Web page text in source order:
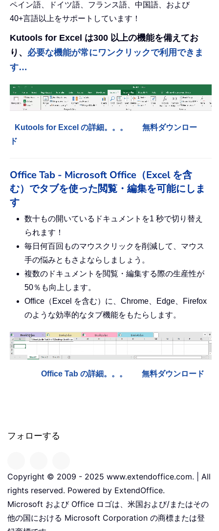
ペイン語、ドイツ語、フランス語、中国語、および
40+言語以上をサポートしています！
Kutools for Excel は300 以上の機能を備えてお
り、 必要な機能が常にワンクリックで利用できま
す…
Kutools for Excel の詳細。。。
無料ダウンロー
ド
Office Tab - Microsoft Office（Excel を含
む）でタブを使った閲覧・編集を可能にしま
す
数十もの開いているドキュメントを1 秒で切り替え
られます！
毎日何百回ものマウスクリックを削減して、マウス
手の悩みともさよならしましょう。
複数のドキュメントを閲覧・編集する際の生産性が
50％も向上します。
Office（Excel を含む）に、Chrome、Edge、Firefox
のような効率的なタブ機能をもたらします。
Office Tab の詳細。。。 無料ダウンロード
フォローする
Copyright © 2009 - 2025 www.extendoffice.com. | All
rights reserved. Powered by ExtendOffice.
Microsoft および Office ロゴは、米国および/またはその
他の国における Microsoft Corporation の商標または登